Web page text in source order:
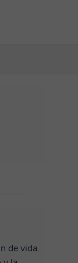
de vida.